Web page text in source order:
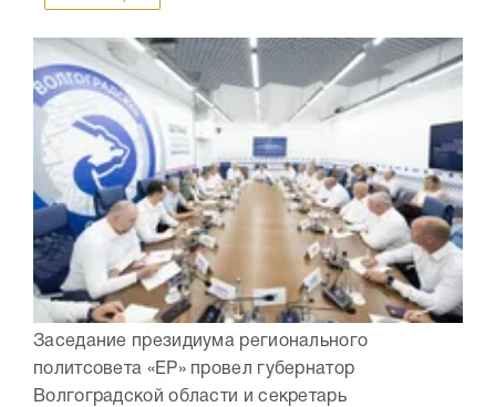
Заседание президиума регионального
политсовета «ЕР» провел губернатор
Волгоградской области и секретарь